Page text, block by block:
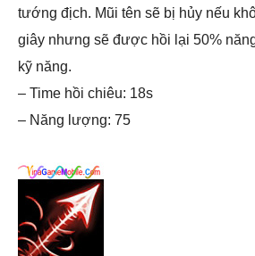
tướng địch. Mũi tên sẽ bị hủy nếu
giây nhưng sẽ được hồi lại 50%
kỹ năng.
– Time hồi chiêu: 18s
– Năng lượng: 75